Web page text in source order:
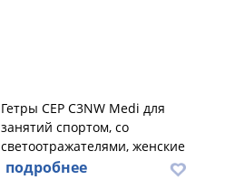
Гетры CEP C3NW Medi для
занятий спортом, со
светоотражателями, женские
подробнее